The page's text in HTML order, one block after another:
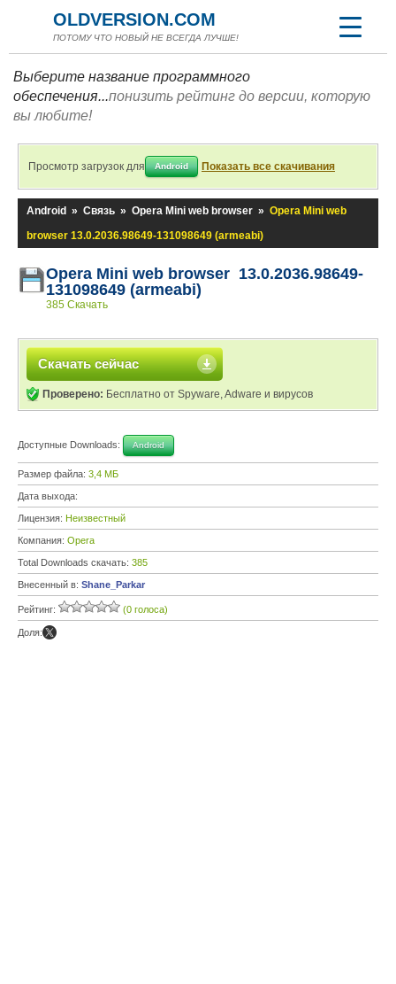
OLDVERSION.COM
ПОТОМУ ЧТО НОВЫЙ НЕ ВСЕГДА ЛУЧШЕ!
Выберите название программного
обеспечения...понизить рейтинг до версии, которую
вы любите!
Просмотр загрузок для Android Показать все скачивания
Android » Связь » Opera Mini web browser » Opera Mini web
browser 13.0.2036.98649-131098649 (armeabi)
Opera Mini web browser 13.0.2036.98649-
131098649 (armeabi)
385 Скачать
Скачать сейчас
Проверено: Бесплатно от Spyware, Adware и вирусов
Доступные Downloads: Android
Размер файла: 3,4 МБ
Дата выхода:
Лицензия: Неизвестный
Компания: Opera
Total Downloads скачать: 385
Внесенный в: Shane_Parkar
Рейтинг: (0 голоса)
Доля: